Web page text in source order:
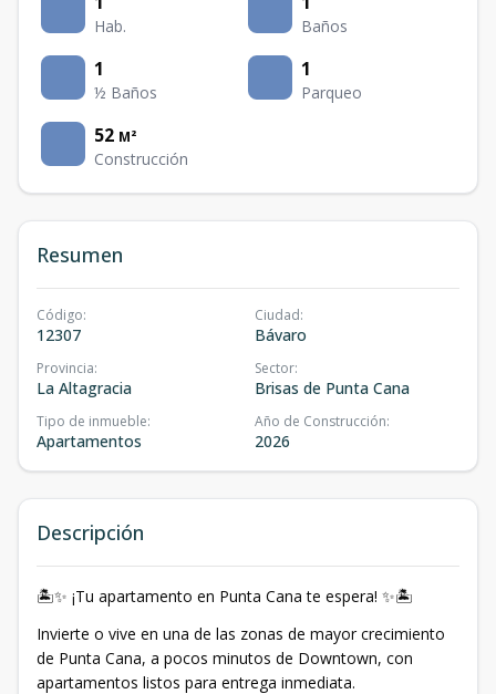
Hab. Baños
1
½ Baños
1
Parqueo
52 M²
Construcción
Resumen
Código:
12307
Ciudad:
Bávaro
Provincia:
La Altagracia
Sector:
Brisas de Punta Cana
Tipo de inmueble:
Apartamentos
Año de Construcción:
2026
Descripción
🏝️✨ ¡Tu apartamento en Punta Cana te espera! ✨🏝️
Invierte o vive en una de las zonas de mayor crecimiento
de Punta Cana, a pocos minutos de Downtown, con
apartamentos listos para entrega inmediata.